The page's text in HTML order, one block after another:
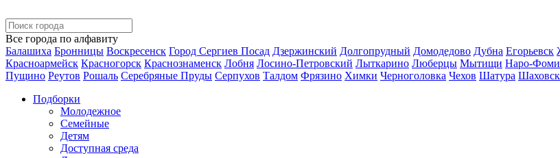
Все города по алфавиту
Балашиха Бронницы Воскресенск Город Сергиев Посад Дзержинский Долгопрудный Домодедово Дубна Егорьевск
Красноармейск Красногорск Краснознаменск Лобня Лосино-Петровский Лыткарино Люберцы Мытищи Наро-
Пущино Реутов Рошаль Серебряные Пруды Серпухов Талдом Фрязино Химки Черноголовка Чехов Шатура
Подборки
Молодежное
Семейные
Детям
Доступная среда